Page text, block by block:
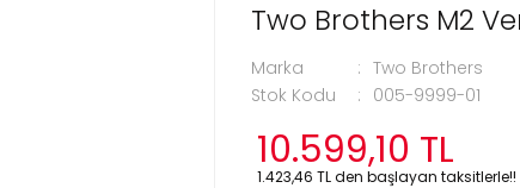
Two Brothers M2
Marka
Two Brothers
Stok Kodu
005-9999-01
10.599,10 TL
1.423,46 TL den başlayan taksitlerle!!